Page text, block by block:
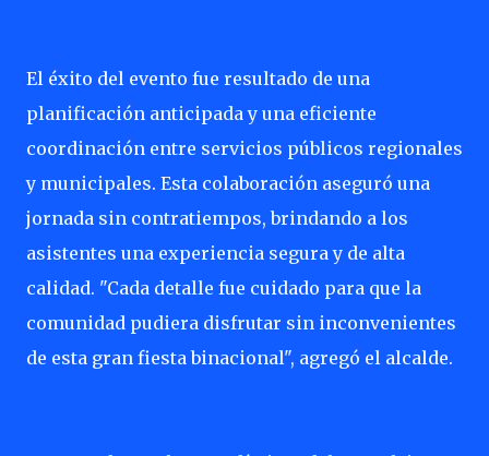
El éxito del evento fue resultado de una
planificación anticipada y una eficiente
coordinación entre servicios públicos regionales
y municipales. Esta colaboración aseguró una
jornada sin contratiempos, brindando a los
asistentes una experiencia segura y de alta
calidad. "Cada detalle fue cuidado para que la
comunidad pudiera disfrutar sin inconvenientes
de esta gran fiesta binacional", agregó el alcalde.